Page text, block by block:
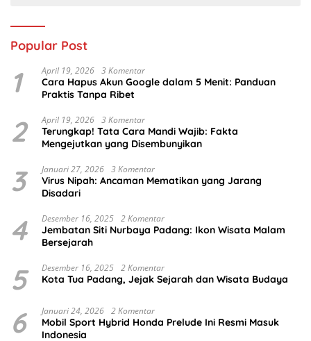
Popular Post
1 April 19, 2026 3 Komentar
Cara Hapus Akun Google dalam 5 Menit: Panduan
Praktis Tanpa Ribet
2 April 19, 2026 3 Komentar
Terungkap! Tata Cara Mandi Wajib: Fakta
Mengejutkan yang Disembunyikan
3 Januari 27, 2026 3 Komentar
Virus Nipah: Ancaman Mematikan yang Jarang
Disadari
4 Desember 16, 2025 2 Komentar
Jembatan Siti Nurbaya Padang: Ikon Wisata Malam
Bersejarah
5 Desember 16, 2025 2 Komentar
Kota Tua Padang, Jejak Sejarah dan Wisata Budaya
6 Januari 24, 2026 2 Komentar
Mobil Sport Hybrid Honda Prelude Ini Resmi Masuk
Indonesia